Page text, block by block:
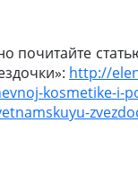
почитайте
http://
kosmetike-i-